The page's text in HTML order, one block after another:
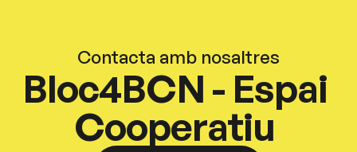
Contacta amb nosaltres
Bloc4BCN - Espai
Cooperatiu